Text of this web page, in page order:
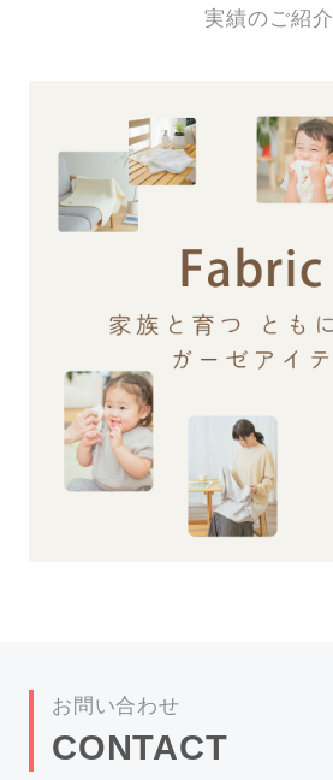
実績のご紹介
お問い合わせ
CONTACT